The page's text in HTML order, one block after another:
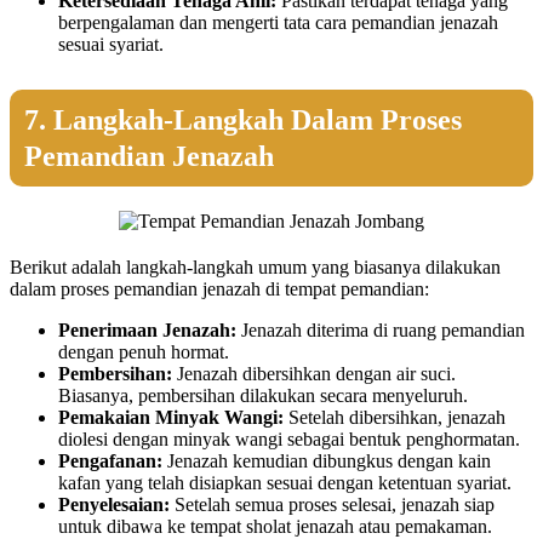
berpengalaman dan mengerti tata cara pemandian jenazah
sesuai syariat.
7. Langkah-Langkah Dalam Proses
Pemandian Jenazah
Berikut adalah langkah-langkah umum yang biasanya dilakukan
dalam proses pemandian jenazah di tempat pemandian:
Penerimaan Jenazah: Jenazah diterima di ruang pemandian
dengan penuh hormat.
Pembersihan: Jenazah dibersihkan dengan air suci.
Biasanya, pembersihan dilakukan secara menyeluruh.
Pemakaian Minyak Wangi: Setelah dibersihkan, jenazah
diolesi dengan minyak wangi sebagai bentuk penghormatan.
Pengafanan: Jenazah kemudian dibungkus dengan kain
kafan yang telah disiapkan sesuai dengan ketentuan syariat.
Penyelesaian: Setelah semua proses selesai, jenazah siap
untuk dibawa ke tempat sholat jenazah atau pemakaman.